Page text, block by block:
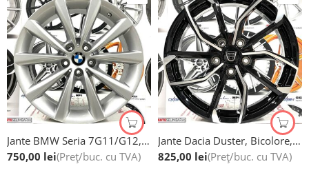
Optional, piulite/prezoane galvanizate marca Brock(import si
fabricatie Germania) la pretul de 5 ron bucata.
Montaj profesional in unitatea noastra:
Centrul de jante si anvelope -AUTOFIX-
Servicii:
Vulcanizare;
Geometrie 3D;
Jante BMW Seria 7G11/G12, Seria 5 G5, Seria 6 GT, X3 G3, X4 G4, Originale, 18”
750,00 lei(Preț/buc. cu TVA)
Jante Dacia Duster, Bicolore, Noi, 17”
825,00 lei(Preț/buc. cu TVA)